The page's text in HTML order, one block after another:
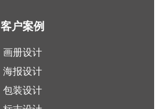
客户案例
画册设计
海报设计
包装设计